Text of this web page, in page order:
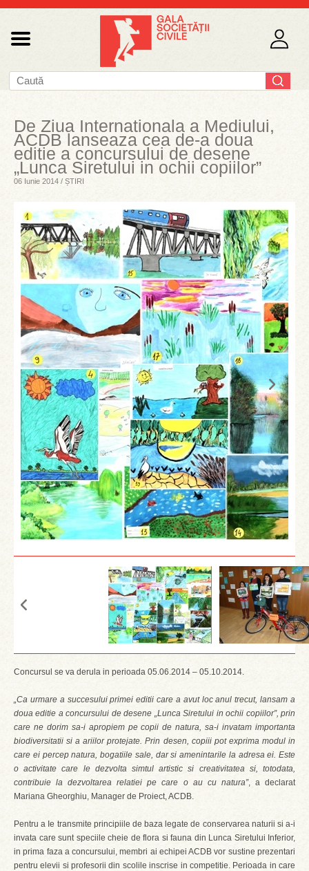
De Ziua Internationala a Mediului,
ACDB lanseaza cea de-a doua
editie a concursului de desene
„Lunca Siretului in ochii copiilor”
06 Iunie 2014 / ȘTIRI
Concursul se va derula in perioada 05.06.2014 – 05.10.2014.
„Ca urmare a succesului primei editii care a avut loc anul trecut, lansam a
doua editie a concursului de desene „Lunca Siretului in ochii copiilor”, prin
care ne dorim sa-i apropiem pe copii de natura, sa-i invatam importanta
biodiversitatii si a ariilor protejate. Prin desen, copiii pot exprima modul in
care ei percep natura, bogatiile sale, dar si amenintarile la adresa ei. Este
o activitate care le dezvolta simtul artistic si creativitatea si, totodata,
contribuie la dezvoltarea relatiei pe care o au cu natura”, a declarat
Mariana Gheorghiu, Manager de Proiect, ACDB.
Pentru a Ie transmite principiile de baza legate de conservarea naturii si a-i
invata care sunt speciile cheie de flora si fauna din Lunca Siretului Inferior,
in prima faza a concursului, membri ai echipei ACDB vor sustine prezentari
pentru elevii si profesorii din scolile inscrise in competitie. Perioada in care